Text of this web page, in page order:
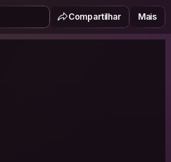
Compartilhar Mais